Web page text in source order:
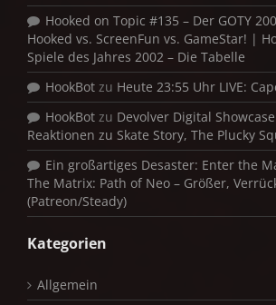
Hooked on Topic #135 – Der GOTY
Hooked vs. ScreenFun vs. GameStar! |
Spiele des Jahres 2002 – Die Tabelle
HookBot zu Heute 23:55 Uhr LIVE:
HookBot zu Devolver Digital
Reaktionen zu Skate Story, The Plucky
Ein großartiges Desaster: Enter the
The Matrix: Path of Neo – Größer,
(Patreon/Steady)
Kategorien
Allgemein